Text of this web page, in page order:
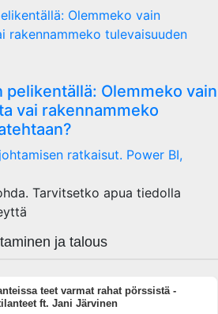
Olemmeko vain
vai rakennammeko
Tarvitsetko apua tiedolla
ja talous
teet varmat rahat pörssistä -
ft. Jani Järvinen